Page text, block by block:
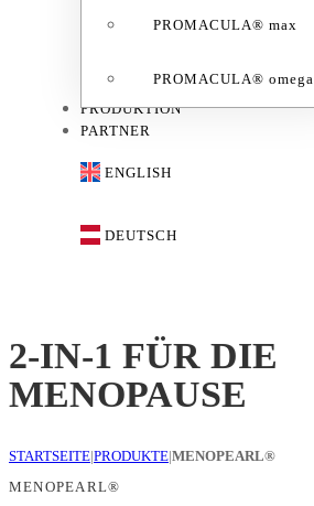
PROMACULA® max
PROMACULA® omega
PRODUKTION
PARTNER
ENGLISH
DEUTSCH
2-IN-1 FÜR DIE
MENOPAUSE
STARTSEITE|PRODUKTE|MENOPEARL®
MENOPEARL®